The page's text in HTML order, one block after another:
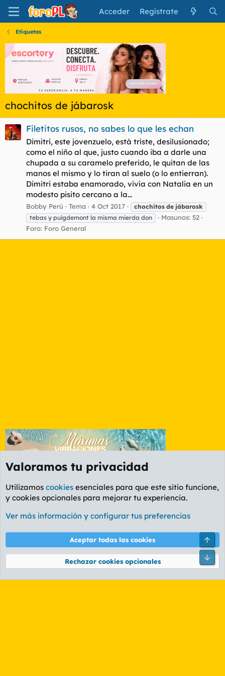
Acceder Regístrate
Etiquetas
chochitos de jábarosk
Filetitos rusos, no sabes lo que les echan
Dimitri, este jovenzuelo, está triste, desilusionado;
como el niño al que, justo cuando iba a darle una
chupada a su caramelo preferido, le quitan de las
manos el mismo y lo tiran al suelo (o lo entierran).
Dimitri estaba enamorado, vivía con Natalia en un
modesto pisito cercano a la...
Bobby Perú Tema 4 Oct 2017 chochitos de jábarosk
tebas y puigdemont la misma mierda don
Masunos: 52
Foro: Foro General
Etiquetas
Cookies
PL OLDSTYLE AMARILLO
Términos y reglas Política de privacidad Ayuda
Community platform by XenForo® © 2010-2026 XenForo Ltd.
Valoramos tu privacidad
Utilizamos cookies esenciales para que este sitio funcione,
y cookies opcionales para mejorar tu experiencia.
Ver más información y configurar tus preferencias
Aceptar todas las cookies
Rechazar cookies opcionales
Pie